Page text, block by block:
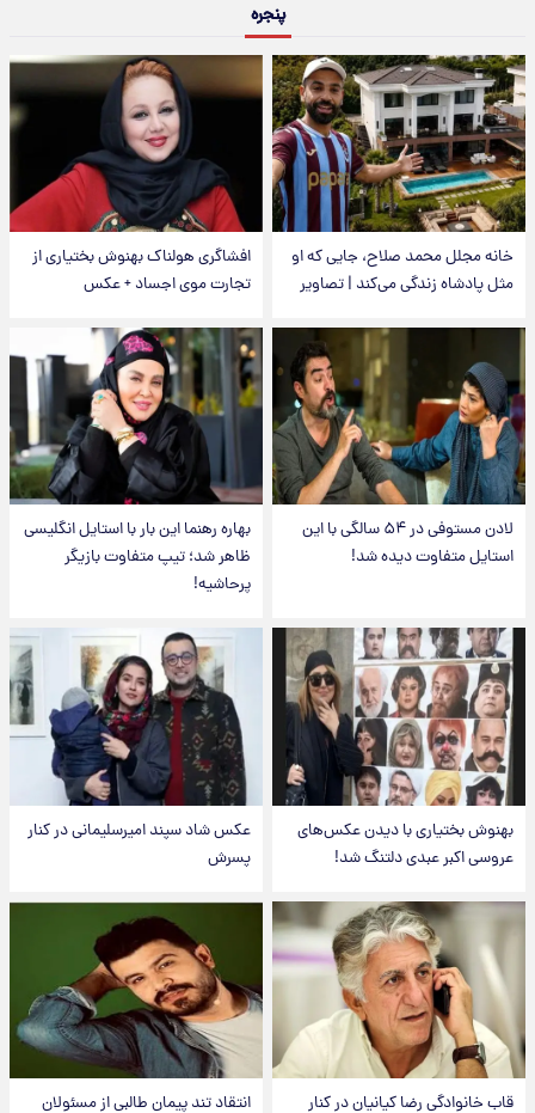
پنجره
خانه مجلل محمد صلاح، جایی که او
مثل پادشاه زندگی می‌کند | تصاویر
افشاگری هولناک بهنوش بختیاری از
تجارت موی اجساد + عکس
لادن مستوفی در ۵۴ سالگی با این
استایل متفاوت دیده شد!
بهاره رهنما این بار با استایل انگلیسی
ظاهر شد؛ تیپ متفاوت بازیگر
پرحاشیه!
بهنوش بختیاری با دیدن عکس‌های
عروسی اکبر عبدی دلتنگ شد!
عکس شاد سپند امیرسلیمانی در کنار
پسرش
قاب خانوادگی رضا کیانیان در کنار انتقاد تند پیمان طالبی از مسئولان